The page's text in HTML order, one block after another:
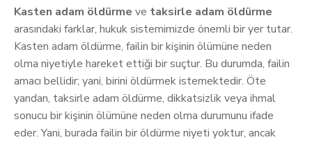
Kasten adam öldürme ve taksirle adam öldürme
arasındaki farklar, hukuk sistemimizde önemli bir yer tutar.
Kasten adam öldürme, failin bir kişinin ölümüne neden
olma niyetiyle hareket ettiği bir suçtur. Bu durumda, failin
amacı bellidir; yani, birini öldürmek istemektedir. Öte
yandan, taksirle adam öldürme, dikkatsizlik veya ihmal
sonucu bir kişinin ölümüne neden olma durumunu ifade
eder. Yani, burada failin bir öldürme niyeti yoktur, ancak